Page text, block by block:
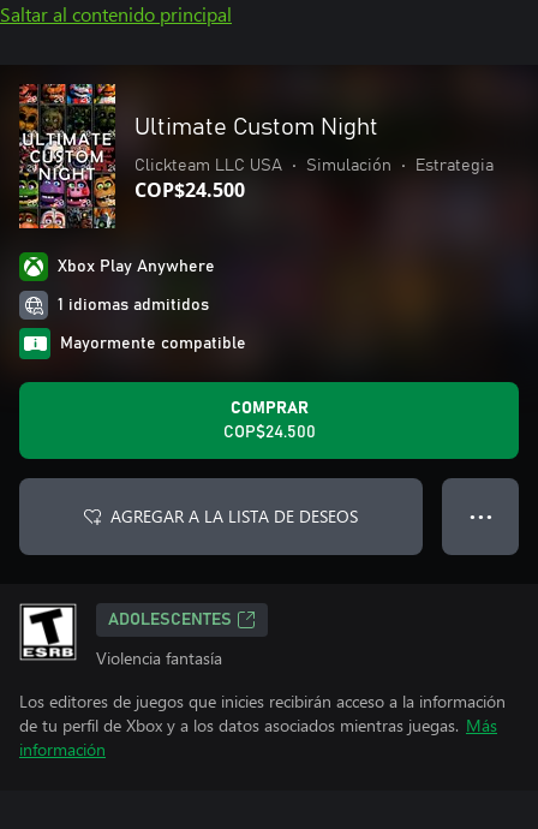
Saltar al contenido principal
Ultimate Custom Night
Clickteam LLC USA • Simulación • Estrategia
COP$24.500
Xbox Play Anywhere
1 idiomas admitidos
Mayormente compatible
COMPRAR
COP$24.500
AGREGAR A LA LISTA DE DESEOS ● ● ●
ADOLESCENTES
Violencia fantasía
Los editores de juegos que inicies recibirán acceso a la información
de tu perfil de Xbox y a los datos asociados mientras juegas. Más
información